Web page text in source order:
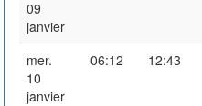
09
janvier
mer.
10
janvier
06:12 12:43